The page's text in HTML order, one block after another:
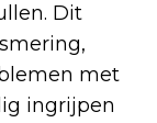
Dit
met
ingrijpen